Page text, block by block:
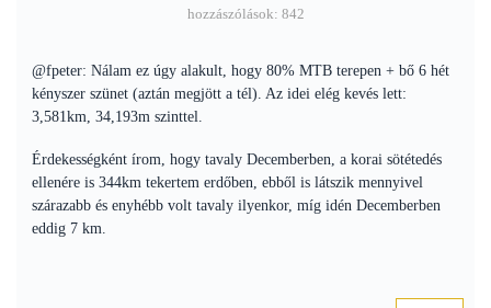
hozzászólások: 842
@fpeter: Nálam ez úgy alakult, hogy 80% MTB terepen + bő 6 hét
kényszer szünet (aztán megjött a tél). Az idei elég kevés lett:
3,581km, 34,193m szinttel.
Érdekességként írom, hogy tavaly Decemberben, a korai sötétedés
ellenére is 344km tekertem erdőben, ebből is látszik mennyivel
szárazabb és enyhébb volt tavaly ilyenkor, míg idén Decemberben
eddig 7 km.